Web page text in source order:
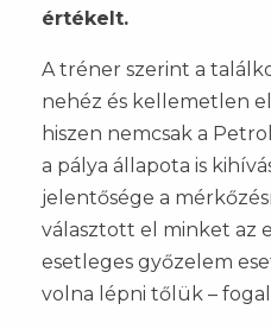
értékelt.
A tréner szerint a
nehéz és kellemetlen
hiszen nemcsak a
a pálya állapota is
jelentősége a
választott el minket az
esetleges győzelem
volna lépni tőlük –